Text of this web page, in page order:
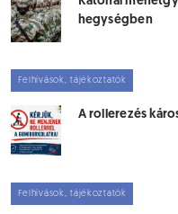
hegységben
Felhívások, tájékoztatók
A rollerezés
Felhívások, tájékoztatók